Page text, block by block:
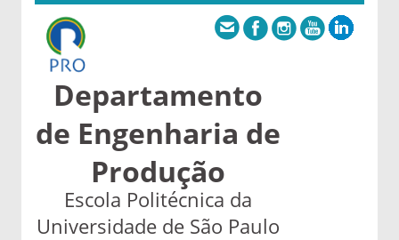
Departamento
de Engenharia de
Produção
Escola Politécnica da
Universidade de São Paulo